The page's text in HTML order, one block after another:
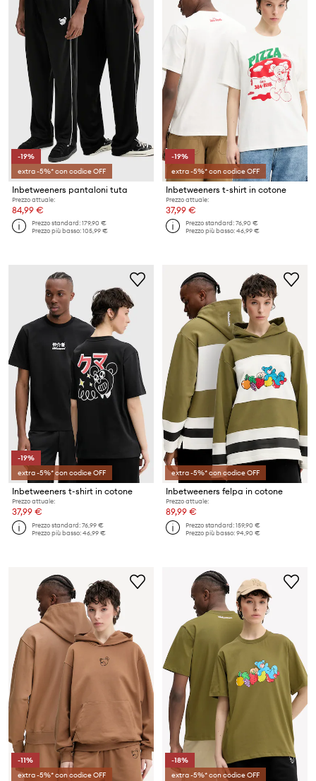
-19%
extra -5%* con codice OFF
Inbetweeners pantaloni tuta
Prezzo attuale:
84,99 €
Prezzo standard:179,90 €
Prezzo più basso:105,99 €
-19%
extra -5%* con codice OFF
Inbetweeners t-shirt in cotone
Prezzo attuale:
37,99 €
Prezzo standard:76,90 €
Prezzo più basso:46,99 €
-19%
extra -5%* con codice OFF
Inbetweeners t-shirt in cotone
Prezzo attuale:
37,99 €
Prezzo standard:76,99 €
Prezzo più basso:46,99 €
extra -5%* con codice OFF
Inbetweeners felpa in cotone
Prezzo attuale:
89,99 €
Prezzo standard:159,90 €
Prezzo più basso:94,90 €
-11%
extra -5%* con codice OFF
-18%
extra -5%* con codice OFF